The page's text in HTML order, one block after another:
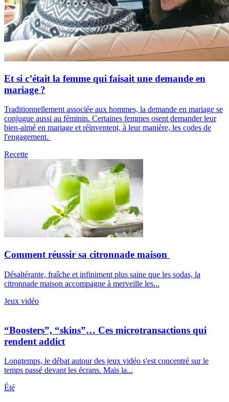
Et si c’était la femme qui faisait une demande en
mariage ?
Traditionnellement associée aux hommes, la demande en mariage se
conjugue aussi au féminin. Certaines femmes osent demander leur
bien-aimé en mariage et réinventent, à leur manière, les codes de
l'engagement.
Recette
Comment réussir sa citronnade maison
Désaltérante, fraîche et infiniment plus saine que les sodas, la
citronnade maison accompagne à merveille les...
Jeux vidéo
“Boosters”, “skins”… Ces microtransactions qui
rendent addict
Longtemps, le débat autour des jeux vidéo s'est concentré sur le
temps passé devant les écrans. Mais la...
Été